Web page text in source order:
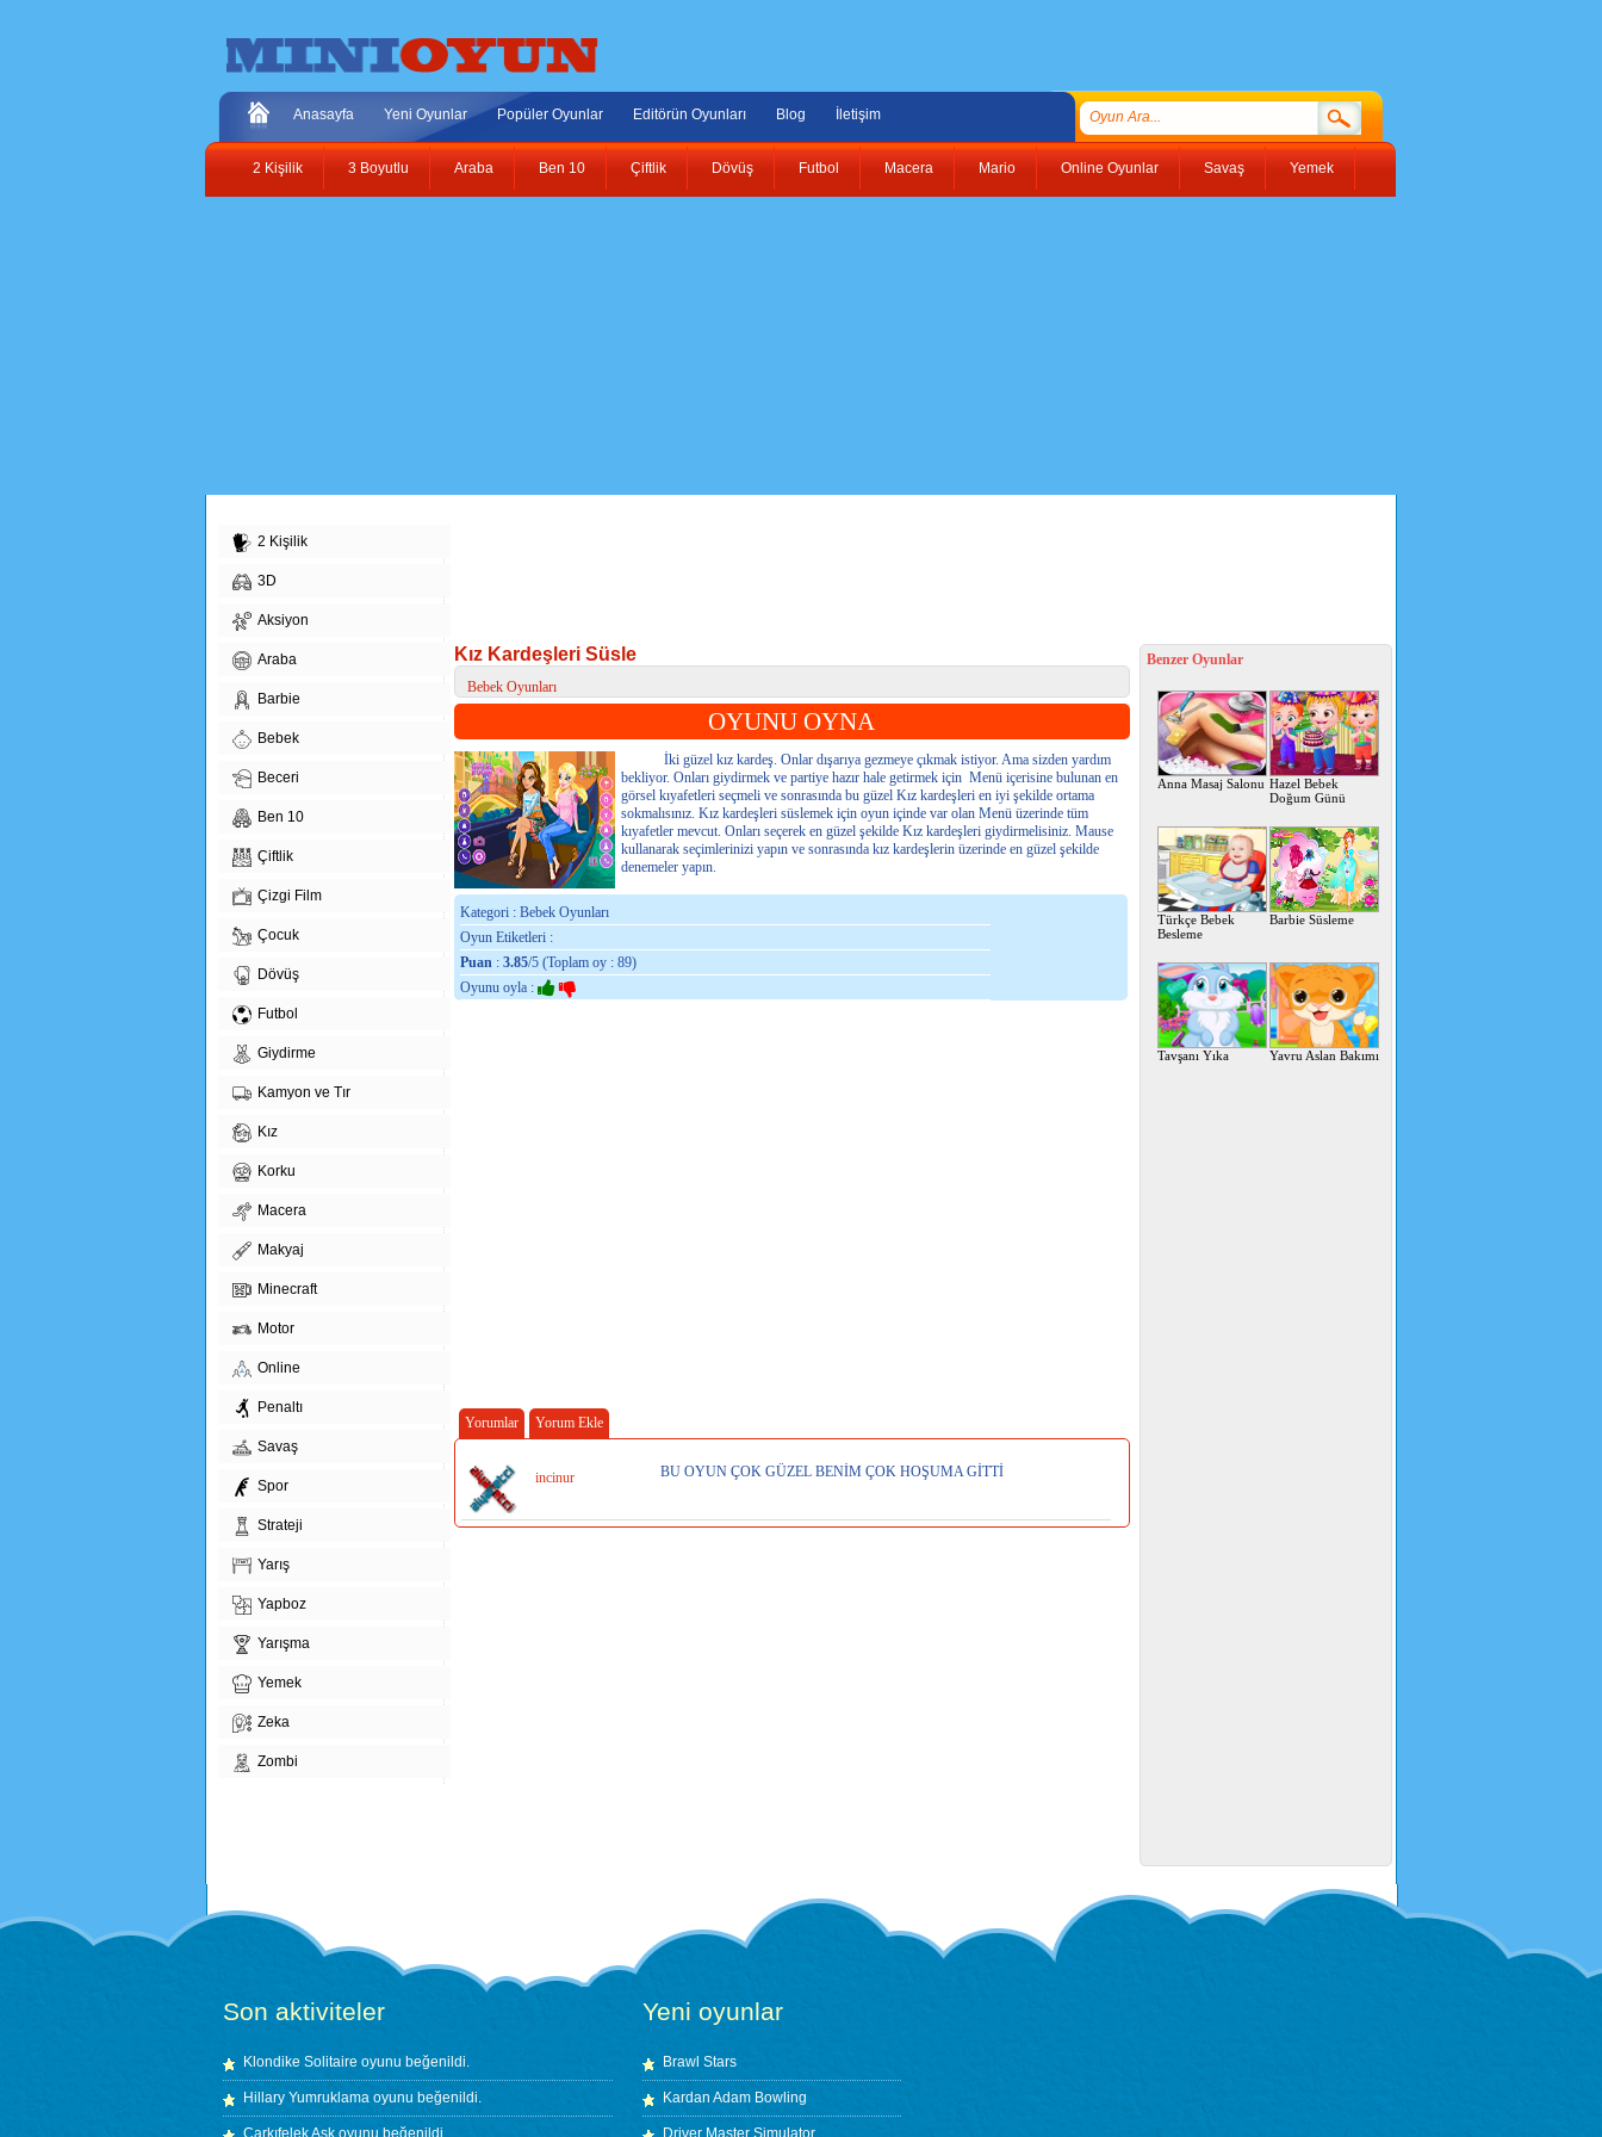
Anasayfa Yeni Oyunlar Popüler Oyunlar Editörün Oyunları Blog İletişim
2 Kişilik 3 Boyutlu Araba Ben 10 Çiftlik Dövüş Futbol Macera Mario Online Oyunlar Savaş Yemek
2 Kişilik
3D
Aksiyon
Araba
Barbie
Bebek
Beceri
Ben 10
Çiftlik
Çizgi Film
Çocuk
Dövüş
Futbol
Giydirme
Kamyon ve Tır
Kız
Korku
Macera
Makyaj
Minecraft
Motor
Online
Penaltı
Savaş
Spor
Strateji
Yarış
Yapboz
Yarışma
Yemek
Zeka
Zombi
Kız Kardeşleri Süsle
Bebek Oyunları
OYUNU OYNA
İki güzel kız kardeş. Onlar dışarıya gezmeye çıkmak istiyor. Ama sizden yardım
bekliyor. Onları giydirmek ve partiye hazır hale getirmek için Menü içerisine bulunan en
görsel kıyafetleri seçmeli ve sonrasında bu güzel Kız kardeşleri en iyi şekilde ortama
sokmalısınız. Kız kardeşleri süslemek için oyun içinde var olan Menü üzerinde tüm
kıyafetler mevcut. Onları seçerek en güzel şekilde Kız kardeşleri giydirmelisiniz. Mause
kullanarak seçimlerinizi yapın ve sonrasında kız kardeşlerin üzerinde en güzel şekilde
denemeler yapın.
Kategori : Bebek Oyunları
Oyun Etiketleri :
Puan : 3.85/5 (Toplam oy : 89)
Oyunu oyla :
Yorumlar Yorum Ekle
incinur BU OYUN ÇOK GÜZEL BENİM ÇOK HOŞUMA GİTTİ
Benzer Oyunlar
Anna Masaj Salonu Hazel Bebek
Doğum Günü
Türkçe Bebek
Besleme
Barbie Süsleme
Tavşanı Yıka Yavru Aslan Bakımı
Son aktiviteler
Klondike Solitaire oyunu beğenildi.
Hillary Yumruklama oyunu beğenildi.
Çarkıfelek Aşk oyunu beğenildi.
Yeni oyunlar
Brawl Stars
Kardan Adam Bowling
Driver Master Simulator